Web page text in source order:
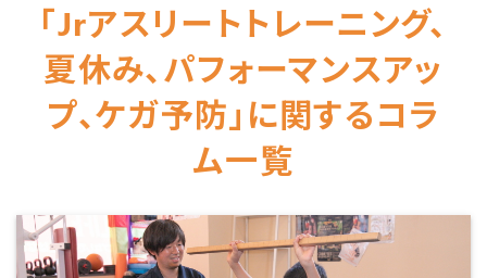
「Jrアスリートトレーニング、
夏休み、パフォーマンスアッ
プ、ケガ予防」に関するコラ
ム一覧